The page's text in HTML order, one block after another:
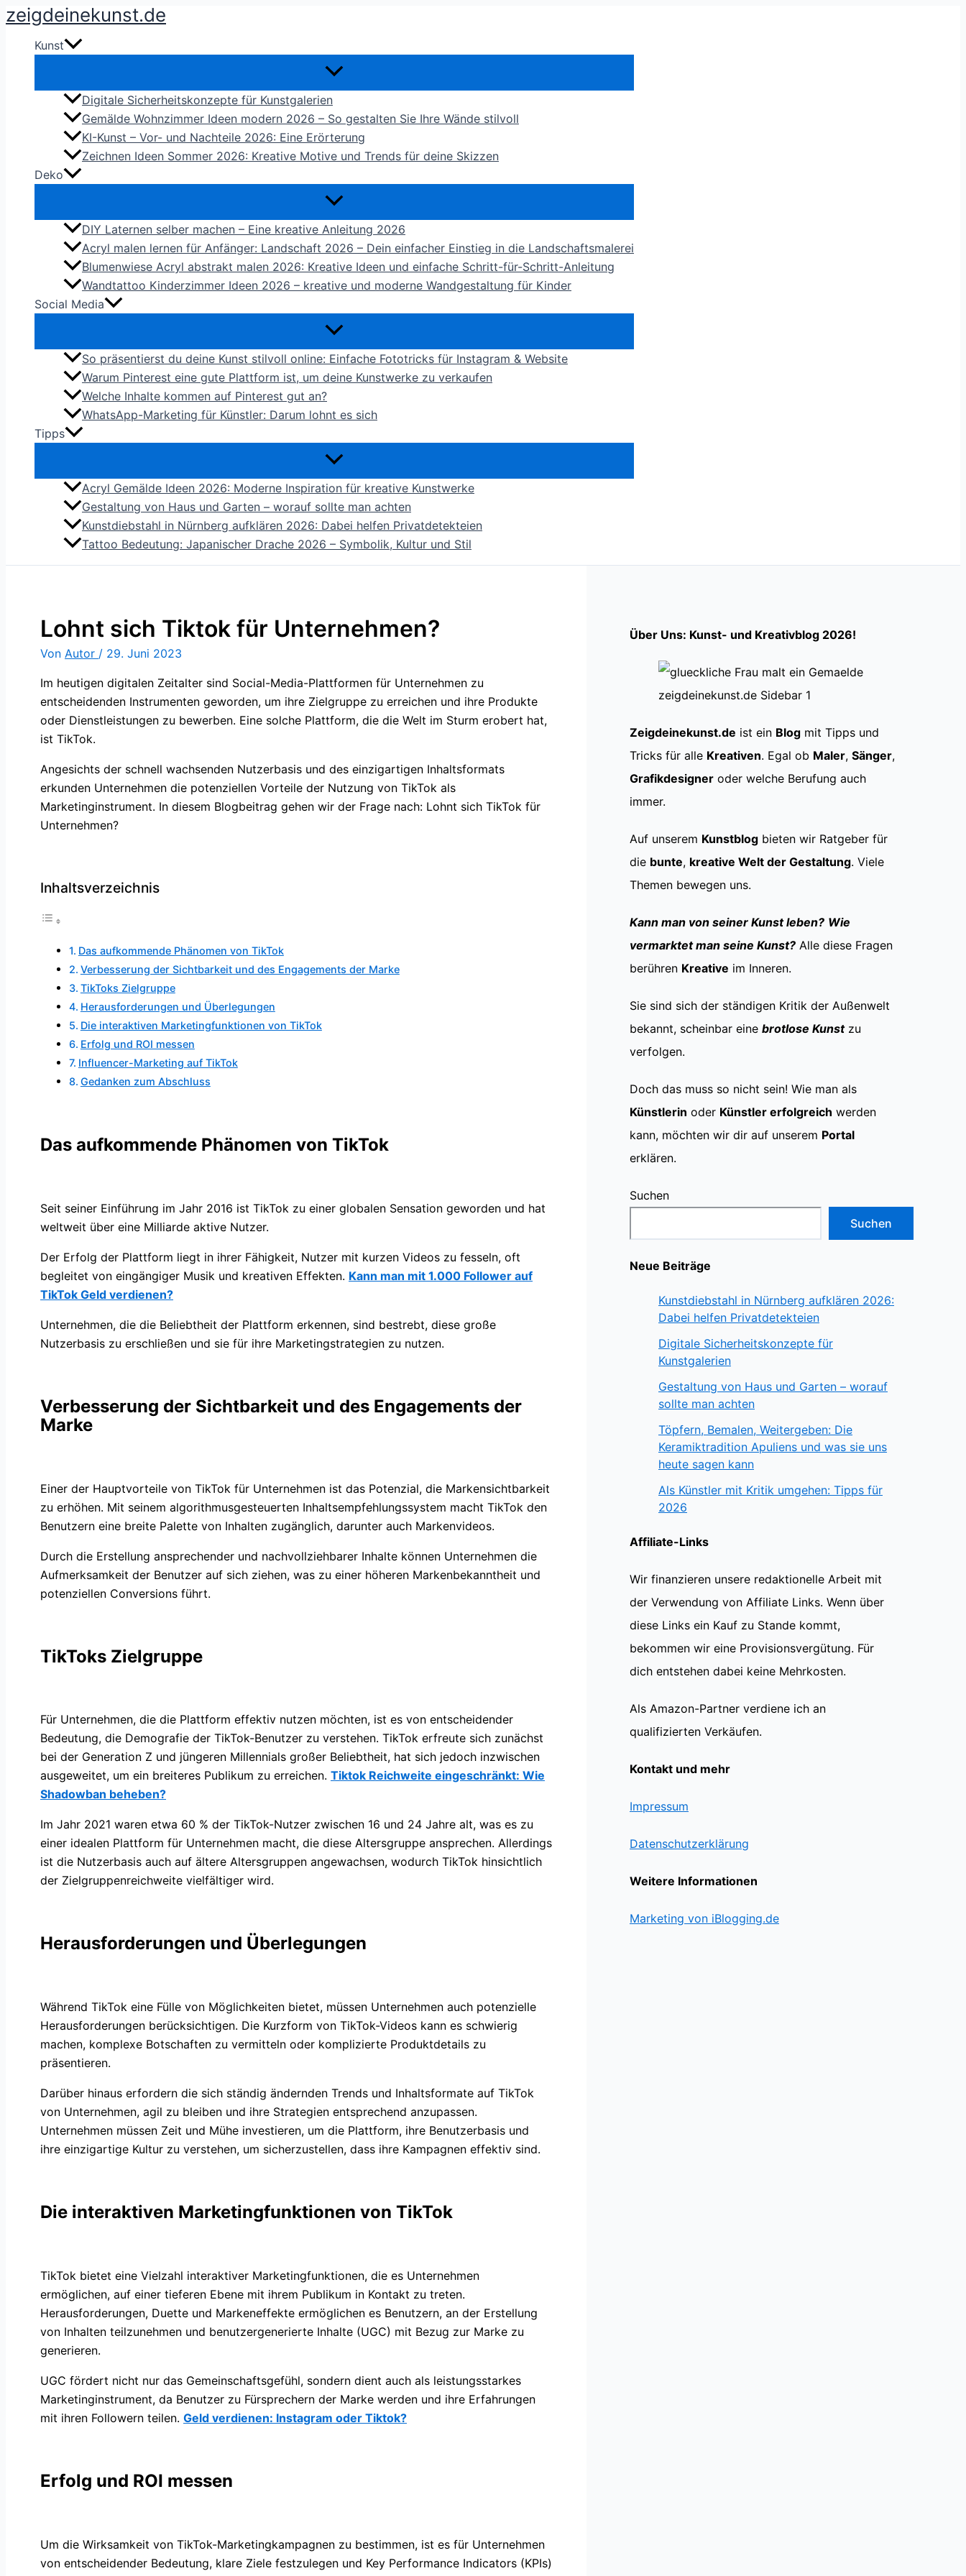
Zum
springen
zeigdeinekunst.de
Kunst
Digitale Sicherheitskonzepte für Kunstgalerien
Gemälde Wohnzimmer Ideen modern 2026 – So gestalten Sie Ihre Wände stilvoll
KI-Kunst – Vor- und Nachteile 2026: Eine Erörterung
Zeichnen Ideen Sommer 2026: Kreative Motive und Trends für deine Skizzen
Deko
DIY Laternen selber machen – Eine kreative Anleitung 2026
Acryl malen lernen für Anfänger: Landschaft 2026 – Dein einfacher Einstieg in die Landschaftsmalerei
Blumenwiese Acryl abstrakt malen 2026: Kreative Ideen und einfache Schritt-für-Schritt-Anleitung
Wandtattoo Kinderzimmer Ideen 2026 – kreative und moderne Wandgestaltung für Kinder
Social Media
So präsentierst du deine Kunst stilvoll online: Einfache Fototricks für Instagram & Website
Warum Pinterest eine gute Plattform ist, um deine Kunstwerke zu verkaufen
Welche Inhalte kommen auf Pinterest gut an?
WhatsApp-Marketing für Künstler: Darum lohnt es sich
Tipps
Acryl Gemälde Ideen 2026: Moderne Inspiration für kreative Kunstwerke
Gestaltung von Haus und Garten – worauf sollte man achten
Kunstdiebstahl in Nürnberg aufklären 2026: Dabei helfen Privatdetekteien
Tattoo Bedeutung: Japanischer Drache 2026 – Symbolik, Kultur und Stil
Lohnt sich Tiktok für Unternehmen?
Von Autor / 29. Juni 2023
Im heutigen digitalen Zeitalter sind Social-Media-Plattformen für Unternehmen zu
entscheidenden Instrumenten geworden, um ihre Zielgruppe zu erreichen und ihre Produkte
oder Dienstleistungen zu bewerben. Eine solche Plattform, die die Welt im Sturm erobert hat,
ist TikTok.
Angesichts der schnell wachsenden Nutzerbasis und des einzigartigen Inhaltsformats
erkunden Unternehmen die potenziellen Vorteile der Nutzung von TikTok als
Marketinginstrument. In diesem Blogbeitrag gehen wir der Frage nach: Lohnt sich TikTok für
Unternehmen?
Inhaltsverzeichnis
Das aufkommende Phänomen von TikTok
Verbesserung der Sichtbarkeit und des Engagements der Marke
TikToks Zielgruppe
Herausforderungen und Überlegungen
Die interaktiven Marketingfunktionen von TikTok
Erfolg und ROI messen
Influencer-Marketing auf TikTok
Gedanken zum Abschluss
Das aufkommende Phänomen von TikTok
Seit seiner Einführung im Jahr 2016 ist TikTok zu einer globalen Sensation geworden und hat
weltweit über eine Milliarde aktive Nutzer.
Der Erfolg der Plattform liegt in ihrer Fähigkeit, Nutzer mit kurzen Videos zu fesseln, oft
begleitet von eingängiger Musik und kreativen Effekten. Kann man mit 1.000 Follower auf
TikTok Geld verdienen?
Unternehmen, die die Beliebtheit der Plattform erkennen, sind bestrebt, diese große
Nutzerbasis zu erschließen und sie für ihre Marketingstrategien zu nutzen.
Verbesserung der Sichtbarkeit und des Engagements der
Marke
Einer der Hauptvorteile von TikTok für Unternehmen ist das Potenzial, die Markensichtbarkeit
zu erhöhen. Mit seinem algorithmusgesteuerten Inhaltsempfehlungssystem macht TikTok den
Benutzern eine breite Palette von Inhalten zugänglich, darunter auch Markenvideos.
Durch die Erstellung ansprechender und nachvollziehbarer Inhalte können Unternehmen die
Aufmerksamkeit der Benutzer auf sich ziehen, was zu einer höheren Markenbekanntheit und
potenziellen Conversions führt.
TikToks Zielgruppe
Für Unternehmen, die die Plattform effektiv nutzen möchten, ist es von entscheidender
Bedeutung, die Demografie der TikTok-Benutzer zu verstehen. TikTok erfreute sich zunächst
bei der Generation Z und jüngeren Millennials großer Beliebtheit, hat sich jedoch inzwischen
ausgeweitet, um ein breiteres Publikum zu erreichen. Tiktok Reichweite eingeschränkt: Wie
Shadowban beheben?
Im Jahr 2021 waren etwa 60 % der TikTok-Nutzer zwischen 16 und 24 Jahre alt, was es zu
einer idealen Plattform für Unternehmen macht, die diese Altersgruppe ansprechen. Allerdings
ist die Nutzerbasis auch auf ältere Altersgruppen angewachsen, wodurch TikTok hinsichtlich
der Zielgruppenreichweite vielfältiger wird.
Herausforderungen und Überlegungen
Während TikTok eine Fülle von Möglichkeiten bietet, müssen Unternehmen auch potenzielle
Herausforderungen berücksichtigen. Die Kurzform von TikTok-Videos kann es schwierig
machen, komplexe Botschaften zu vermitteln oder komplizierte Produktdetails zu
präsentieren.
Darüber hinaus erfordern die sich ständig ändernden Trends und Inhaltsformate auf TikTok
von Unternehmen, agil zu bleiben und ihre Strategien entsprechend anzupassen.
Unternehmen müssen Zeit und Mühe investieren, um die Plattform, ihre Benutzerbasis und
ihre einzigartige Kultur zu verstehen, um sicherzustellen, dass ihre Kampagnen effektiv sind.
Die interaktiven Marketingfunktionen von TikTok
TikTok bietet eine Vielzahl interaktiver Marketingfunktionen, die es Unternehmen
ermöglichen, auf einer tieferen Ebene mit ihrem Publikum in Kontakt zu treten.
Herausforderungen, Duette und Markeneffekte ermöglichen es Benutzern, an der Erstellung
von Inhalten teilzunehmen und benutzergenerierte Inhalte (UGC) mit Bezug zur Marke zu
generieren.
UGC fördert nicht nur das Gemeinschaftsgefühl, sondern dient auch als leistungsstarkes
Marketinginstrument, da Benutzer zu Fürsprechern der Marke werden und ihre Erfahrungen
mit ihren Followern teilen. Geld verdienen: Instagram oder Tiktok?
Erfolg und ROI messen
Um die Wirksamkeit von TikTok-Marketingkampagnen zu bestimmen, ist es für Unternehmen
von entscheidender Bedeutung, klare Ziele festzulegen und Key Performance Indicators (KPIs)
Über Uns: Kunst- und Kreativblog 2026!
Zeigdeinekunst.de ist ein Blog mit Tipps und
Tricks für alle Kreativen. Egal ob Maler, Sänger,
Grafikdesigner oder welche Berufung auch
immer.
Auf unserem Kunstblog bieten wir Ratgeber für
die bunte, kreative Welt der Gestaltung. Viele
Themen bewegen uns.
Kann man von seiner Kunst leben? Wie
vermarktet man seine Kunst? Alle diese Fragen
berühren Kreative im Inneren.
Sie sind sich der ständigen Kritik der Außenwelt
bekannt, scheinbar eine brotlose Kunstzu
verfolgen.
Doch das muss so nicht sein! Wie man als
Künstlerin oder Künstler erfolgreich werden
kann, möchten wir dir auf unserem Portal
erklären.
Suchen
Suchen
Neue Beiträge
Kunstdiebstahl in Nürnberg aufklären 2026:
Dabei helfen Privatdetekteien
Digitale Sicherheitskonzepte für
Kunstgalerien
Gestaltung von Haus und Garten – worauf
sollte man achten
Töpfern, Bemalen, Weitergeben: Die
Keramiktradition Apuliens und was sie uns
heute sagen kann
Als Künstler mit Kritik umgehen: Tipps für
2026
Affiliate-Links
Wir finanzieren unsere redaktionelle Arbeit mit
der Verwendung von Affiliate Links. Wenn über
diese Links ein Kauf zu Stande kommt,
bekommen wir eine Provisionsvergütung. Für
dich entstehen dabei keine Mehrkosten.
Als Amazon-Partner verdiene ich an
qualifizierten Verkäufen.
Kontakt und mehr
Impressum
Datenschutzerklärung
Weitere Informationen
Marketing von iBlogging.de